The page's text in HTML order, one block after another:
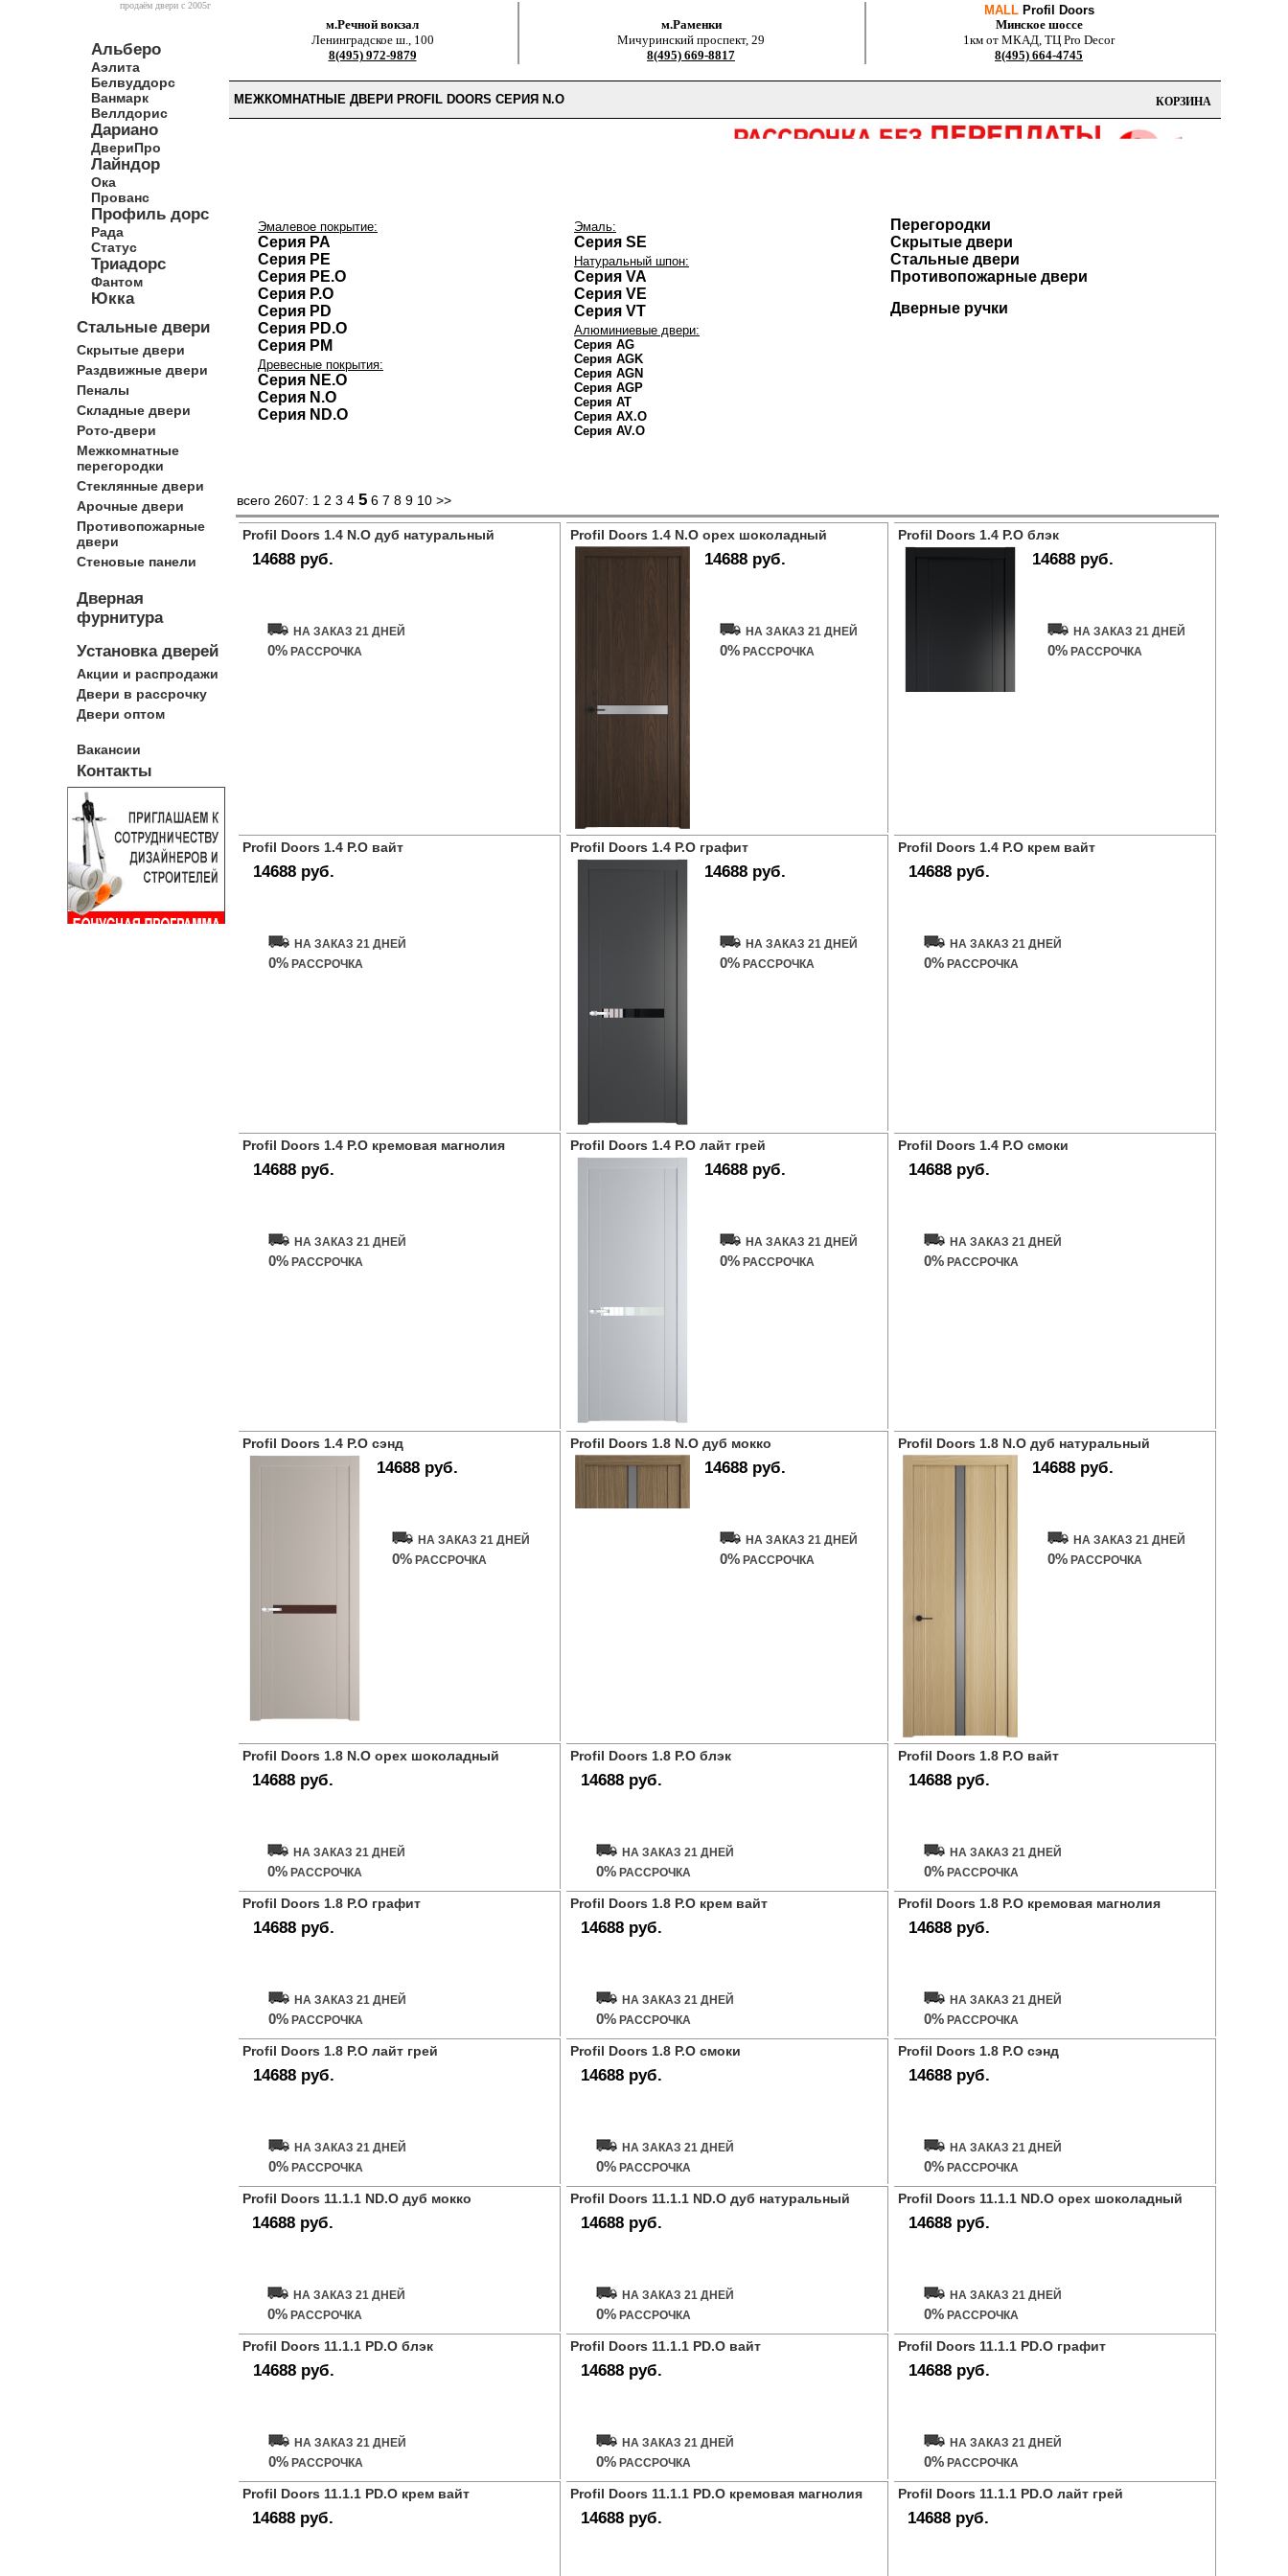
продаём двери c 2005г
Альберо
Аэлита
Белвуддорс
Ванмарк
Веллдорис
Дариано
ДвериПро
Лайндор
Ока
Прованс
Профиль дорс
Рада
Статус
Триадорс
Фантом
Юкка
Стальные двери
Скрытые двери
Раздвижные двери
Пеналы
Складные двери
Рото-двери
Межкомнатные
перегородки
Стеклянные двери
Арочные двери
Противопожарные
двери
Стеновые панели
Дверная
фурнитура
Установка дверей
Акции и распродажи
Двери в рассрочку
Двери оптом
Вакансии
Контакты
м.Речной вокзал
Ленинградское ш., 100
8(495) 972-9879
м.Раменки
Мичуринский проспект, 29
8(495) 669-8817
MALLProfil Doors
Минское шоссе
1км от МКАД, ТЦ Pro Decor
8(495) 664-4745
КОРЗИНА
МЕЖКОМНАТНЫЕ ДВЕРИ PROFIL DOORS СЕРИЯ N.O
Эмалевое покрытие:
Серия PA
Серия PE
Серия PE.O
Серия P.O
Серия PD
Серия PD.O
Серия PM
Древесные покрытия:
Серия NE.O
Серия N.O
Серия ND.O
Эмаль:
Серия SE
Натуральный шпон:
Серия VA
Серия VE
Серия VT
Алюминиевые двери:
Серия AG
Серия AGK
Серия AGN
Серия AGP
Серия AT
Серия AX.O
Серия AV.O
Перегородки
Скрытые двери
Стальные двери
Противопожарные двери
Дверные ручки
всего 2607: 1 2 3 4 5 6 7 8 9 10 >>
Profil Doors 1.4 N.O дуб натуральный
14688 руб.
НА ЗАКАЗ 21 ДНЕЙ
0% РАССРОЧКА
Profil Doors 1.4 N.O орех шоколадный
14688 руб.
НА ЗАКАЗ 21 ДНЕЙ
0% РАССРОЧКА
Profil Doors 1.4 P.O блэк
14688 руб.
НА ЗАКАЗ 21 ДНЕЙ
0% РАССРОЧКА
Profil Doors 1.4 P.O вайт
14688 руб.
НА ЗАКАЗ 21 ДНЕЙ
0% РАССРОЧКА
Profil Doors 1.4 P.O графит
14688 руб.
НА ЗАКАЗ 21 ДНЕЙ
0% РАССРОЧКА
Profil Doors 1.4 P.O крем вайт
14688 руб.
НА ЗАКАЗ 21 ДНЕЙ
0% РАССРОЧКА
Profil Doors 1.4 P.O кремовая магнолия
14688 руб.
НА ЗАКАЗ 21 ДНЕЙ
0% РАССРОЧКА
Profil Doors 1.4 P.O лайт грей
14688 руб.
НА ЗАКАЗ 21 ДНЕЙ
0% РАССРОЧКА
Profil Doors 1.4 P.O смоки
14688 руб.
НА ЗАКАЗ 21 ДНЕЙ
0% РАССРОЧКА
Profil Doors 1.4 P.O сэнд
14688 руб.
НА ЗАКАЗ 21 ДНЕЙ
0% РАССРОЧКА
Profil Doors 1.8 N.O дуб мокко
14688 руб.
НА ЗАКАЗ 21 ДНЕЙ
0% РАССРОЧКА
Profil Doors 1.8 N.O дуб натуральный
14688 руб.
НА ЗАКАЗ 21 ДНЕЙ
0% РАССРОЧКА
Profil Doors 1.8 N.O орех шоколадный
14688 руб.
НА ЗАКАЗ 21 ДНЕЙ
0% РАССРОЧКА
Profil Doors 1.8 P.O блэк
14688 руб.
НА ЗАКАЗ 21 ДНЕЙ
0% РАССРОЧКА
Profil Doors 1.8 P.O вайт
14688 руб.
НА ЗАКАЗ 21 ДНЕЙ
0% РАССРОЧКА
Profil Doors 1.8 P.O графит
14688 руб.
НА ЗАКАЗ 21 ДНЕЙ
0% РАССРОЧКА
Profil Doors 1.8 P.O крем вайт
14688 руб.
НА ЗАКАЗ 21 ДНЕЙ
0% РАССРОЧКА
Profil Doors 1.8 P.O кремовая магнолия
14688 руб.
НА ЗАКАЗ 21 ДНЕЙ
0% РАССРОЧКА
Profil Doors 1.8 P.O лайт грей
14688 руб.
НА ЗАКАЗ 21 ДНЕЙ
0% РАССРОЧКА
Profil Doors 1.8 P.O смоки
14688 руб.
НА ЗАКАЗ 21 ДНЕЙ
0% РАССРОЧКА
Profil Doors 1.8 P.O сэнд
14688 руб.
НА ЗАКАЗ 21 ДНЕЙ
0% РАССРОЧКА
Profil Doors 11.1.1 ND.O дуб мокко
14688 руб.
НА ЗАКАЗ 21 ДНЕЙ
0% РАССРОЧКА
Profil Doors 11.1.1 ND.O дуб натуральный
14688 руб.
НА ЗАКАЗ 21 ДНЕЙ
0% РАССРОЧКА
Profil Doors 11.1.1 ND.O орех шоколадный
14688 руб.
НА ЗАКАЗ 21 ДНЕЙ
0% РАССРОЧКА
Profil Doors 11.1.1 PD.O блэк
14688 руб.
НА ЗАКАЗ 21 ДНЕЙ
0% РАССРОЧКА
Profil Doors 11.1.1 PD.O вайт
14688 руб.
НА ЗАКАЗ 21 ДНЕЙ
0% РАССРОЧКА
Profil Doors 11.1.1 PD.O графит
14688 руб.
НА ЗАКАЗ 21 ДНЕЙ
0% РАССРОЧКА
Profil Doors 11.1.1 PD.O крем вайт
14688 руб.
Profil Doors 11.1.1 PD.O кремовая магнолия
14688 руб.
Profil Doors 11.1.1 PD.O лайт грей
14688 руб.